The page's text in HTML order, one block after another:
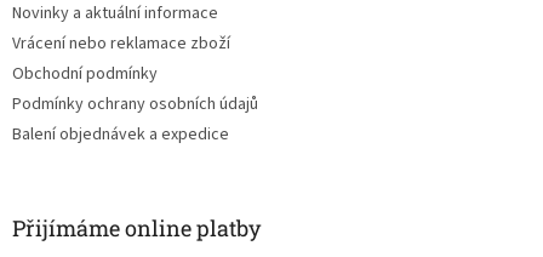
Novinky a aktuální informace
Vrácení nebo reklamace zboží
Obchodní podmínky
Podmínky ochrany osobních údajů
Balení objednávek a expedice
Přijímáme online platby